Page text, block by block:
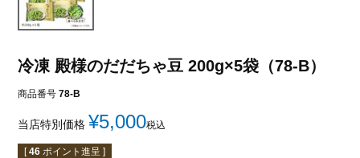
冷凍 殿様のだだちゃ豆 200g×5袋（78-B）
商品番号 78-B
当店特別価格 ¥5,000税込
[ 46 ポイント進呈 ]